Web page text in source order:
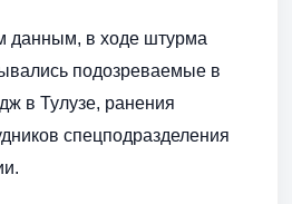
данным, в ходе штурма
подозреваемые в
в Тулузе, ранения
спецподразделения